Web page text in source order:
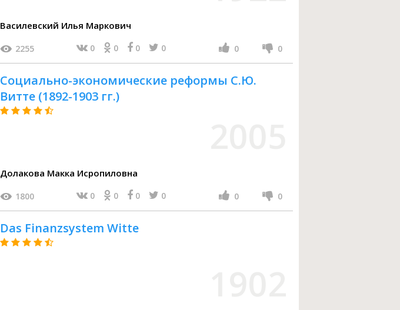
Василевский Илья Маркович
2255 0 0 0 0 0 0
Социально-экономические реформы С.Ю.
Витте (1892-1903 гг.)
Долакова Макка Исропиловна
1800 0 0 0 0 0 0
Das Finanzsystem Witte